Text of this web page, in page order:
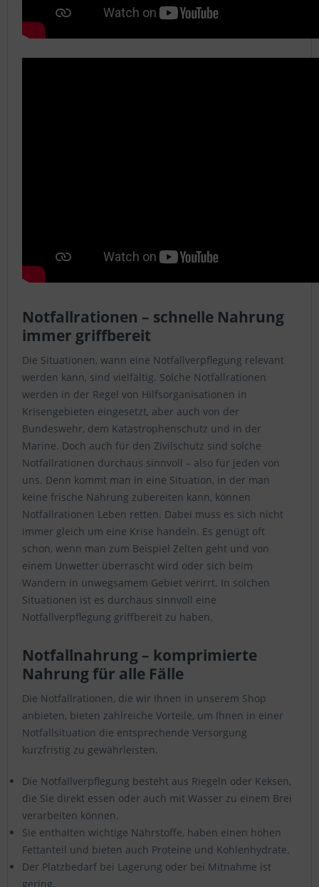
Notfallrationen – schnelle Nahrung
immer griffbereit
Die Situationen, wann eine Notfallverpflegung relevant
werden kann, sind vielfältig. Solche Notfallrationen
werden in der Regel von Hilfsorganisationen in
Krisengebieten eingesetzt, aber auch von der
Bundeswehr, dem Katastrophenschutz und in der
Marine. Doch auch für den Zivilschutz sind solche
Notfallrationen durchaus sinnvoll – also für jeden von
uns. Denn kommt man in eine Situation, in der man
keine frische Nahrung zubereiten kann, können
Notfallrationen Leben retten. Dabei muss es sich nicht
immer gleich um eine Krise handeln. Es genügt oft
schon, wenn man zum Beispiel Zelten geht und von
einem Unwetter überrascht wird oder sich beim
Wandern in unwegsamem Gebiet verirrt. In solchen
Situationen ist es durchaus sinnvoll eine
Notfallverpflegung griffbereit zu haben.
Notfallnahrung – komprimierte
Nahrung für alle Fälle
Die Notfallrationen, die wir Ihnen in unserem Shop
anbieten, bieten zahlreiche Vorteile, um Ihnen in einer
Notfallsituation die entsprechende Versorgung
kurzfristig zu gewährleisten.
Die Notfallverpflegung besteht aus Riegeln oder Keksen,
die Sie direkt essen oder auch mit Wasser zu einem Brei
verarbeiten können.
Sie enthalten wichtige Nährstoffe, haben einen hohen
Fettanteil und bieten auch Proteine und Kohlenhydrate.
Der Platzbedarf bei Lagerung oder bei Mitnahme ist
gering.